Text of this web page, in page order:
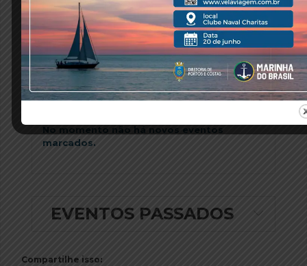
Faça parte do nosso clube!
PRÓXIMOS EVENTOS
No momento não há novos eventos
marcados.
EVENTOS PASSADOS
Compartilhe isso: